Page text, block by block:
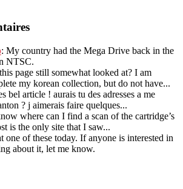
: My country had the Mega Drive back in the
NTSC.
page still somewhat looked at? I am
my korean collection, but do not have...
bel article ! aurais tu des adresses a me
? j aimerais faire quelques...
where can I find a scan of the cartridge’s
is the only site that I saw...
one of these today. If anyone is interested in
about it, let me know.